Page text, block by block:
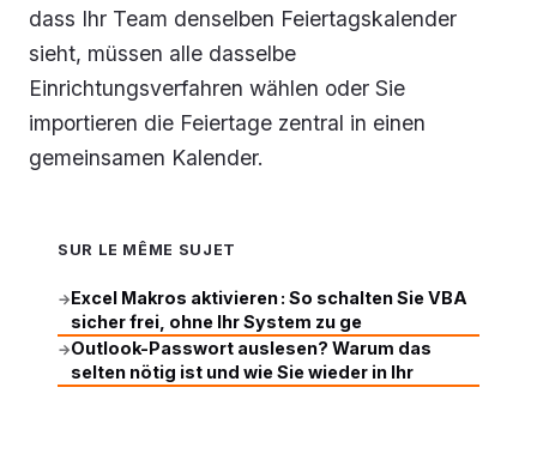
dass Ihr Team denselben Feiertagskalender
sieht, müssen alle dasselbe
Einrichtungsverfahren wählen oder Sie
importieren die Feiertage zentral in einen
gemeinsamen Kalender.
SUR LE MÊME SUJET
→Excel Makros aktivieren : So schalten Sie VBA
sicher frei, ohne Ihr System zu ge
→Outlook-Passwort auslesen? Warum das
selten nötig ist und wie Sie wieder in Ihr